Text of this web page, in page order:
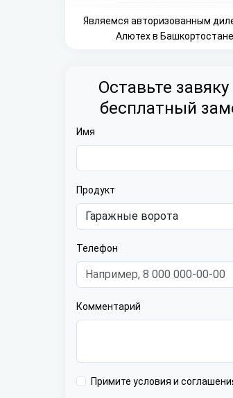
Являемся авторизованным
Алютех в Башкортостане
Оставьте завяку
бесплатный
Имя
Продукт
Телефон
Комментарий
Примите условия и